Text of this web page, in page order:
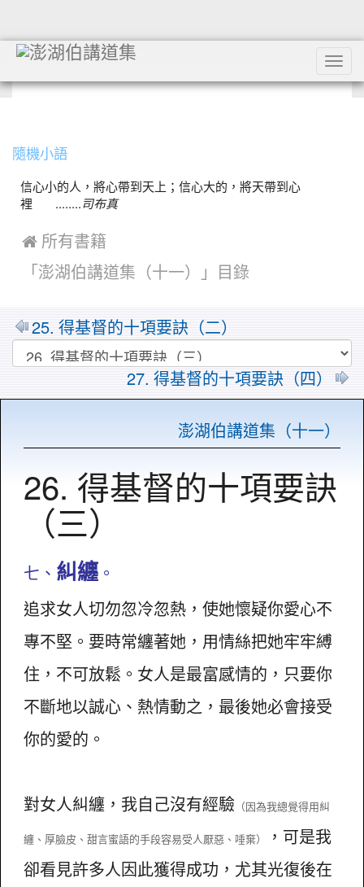
隨機小語
信心小的人，將心帶到天上；信心大的，將天帶到心
裡 ........司布真
 所有書籍
「澎湖伯講道集（十一）」目錄
25. 得基督的十項要訣（二）
27. 得基督的十項要訣（四）
澎湖伯講道集（十一）
26. 得基督的十項要訣
（三）
七、 糾纏 。
追求女人切勿忽冷忽熱，使她懷疑你愛心不
專不堅。要時常纏著她，用情絲把她牢牢縛
住，不可放鬆。女人是最富感情的，只要你
不斷地以誠心、熱情動之，最後她必會接受
你的愛的。
對女人糾纏，我自己沒有經驗 （因為我總覺得用糾
纏、厚臉皮、甜言蜜語的手段容易受人厭惡、唾棄）
，可是我
卻看見許多人因此獲得成功，尤其光復後在